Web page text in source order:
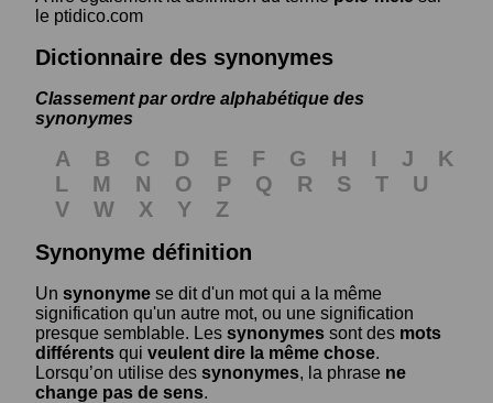
le ptidico.com
Dictionnaire des synonymes
Classement par ordre alphabétique des
synonymes
A B C D E F G H I J
K
L
M N O P Q R S T
U
V
W X Y
Z
Synonyme définition
Un synonyme se dit d'un mot qui a la même
signification qu'un autre mot, ou une signification
presque semblable. Les synonymes sont des mots
différents qui veulent dire la même chose.
Lorsqu’on utilise des synonymes, la phrase ne
change pas de sens.